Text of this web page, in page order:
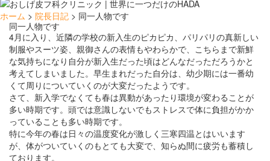
ホーム > 院長日記 > 同一人物です
同一人物です
4月に入り、近隣の学校の新入生のピカピカ、パリパリの真新しい
制服やスーツ姿、親御さんの表情もやわらかで、こちらまで新鮮
な気持ちになり自分が新入生だった頃はどんなだっただろうかと
考えてしまいました。早生まれだった自分は、幼少期には一番幼
くて周りについていくのが大変だったようです。
さて、新入学でなくても春は異動があったり環境が変わることが
多い時期です。頭では意識しないでもストレスで体に負担がかか
っていることも多い時期です。
特に今年の春は日々の温度変化が激しく三寒四温とはいいます
が、体がついていくのもとても大変で、知らぬ間に疲労も蓄積し
ております。